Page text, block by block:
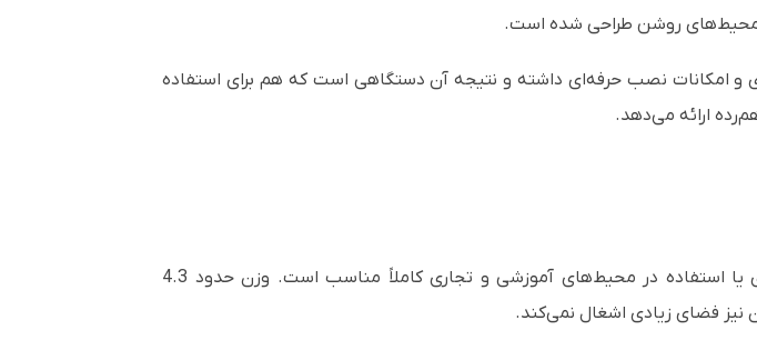
محیط‌های روشن طراحی شده است.
و امکانات نصب حرفه‌ای داشته و نتیجه آن دستگاهی است که هم برای استفاده
ارائه می‌دهد.
PowerLite L270F طراحی ساده اما حرفه‌ای دارد و برای نصب سقفی، رومیزی یا استفاده در محیط‌های آموزشی و تجاری کاملاً مناسب است. وزن حدود 4.3
نیز فضای زیادی اشغال نمی‌کند.